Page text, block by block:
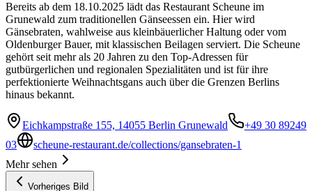
Bereits ab dem 18.10.2025 lädt das Restaurant Scheune im
Grunewald zum traditionellen Gänseessen ein. Hier wird
Gänsebraten, wahlweise aus kleinbäuerlicher Haltung oder vom
Oldenburger Bauer, mit klassischen Beilagen serviert. Die Scheune
gehört seit mehr als 20 Jahren zu den Top-Adressen für
gutbürgerlichen und regionalen Spezialitäten und ist für ihre
perfektionierte Weihnachtsgans auch über die Grenzen Berlins
hinaus bekannt.
Eichkampstraße 155, 14055 Berlin Grunewald
+49 30 89249
03
scheune-restaurant.de/collections/gansebraten-1
Mehr sehen
Vorheriges Bild